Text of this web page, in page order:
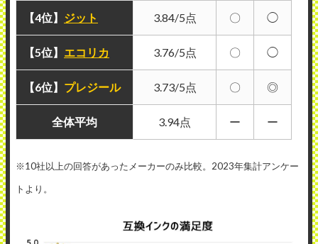
【4位】 ジット 3.84/5点 〇 ◯
【5位】 エコリカ 3.76/5点 〇 ◯
【6位】 プレジール 3.73/5点 〇 ◎
全体平均 3.94点 ー ー
※10社以上の回答があったメーカーのみ比較。2023年集計アンケー
トより。